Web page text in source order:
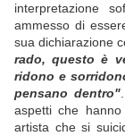
interpretazione
ammesso di
sua dichiarazione
rado, questo è
ridono e
pensano dentro"
aspetti che
artista che si